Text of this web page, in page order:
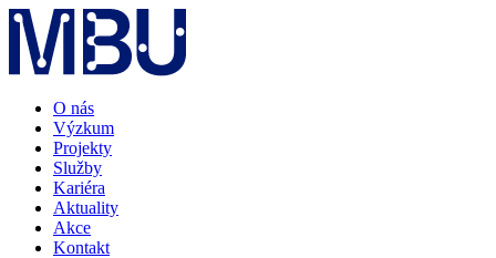
O nás
Výzkum
Projekty
Služby
Kariéra
Aktuality
Akce
Kontakt